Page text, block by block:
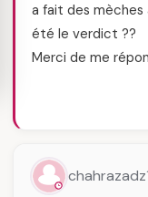
a fait des mèches
été le verdict ??
Merci de me